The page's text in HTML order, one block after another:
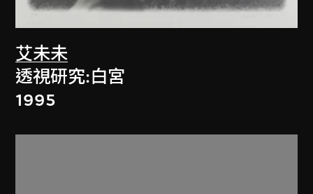
艾未未
透視研究:白宮
1995